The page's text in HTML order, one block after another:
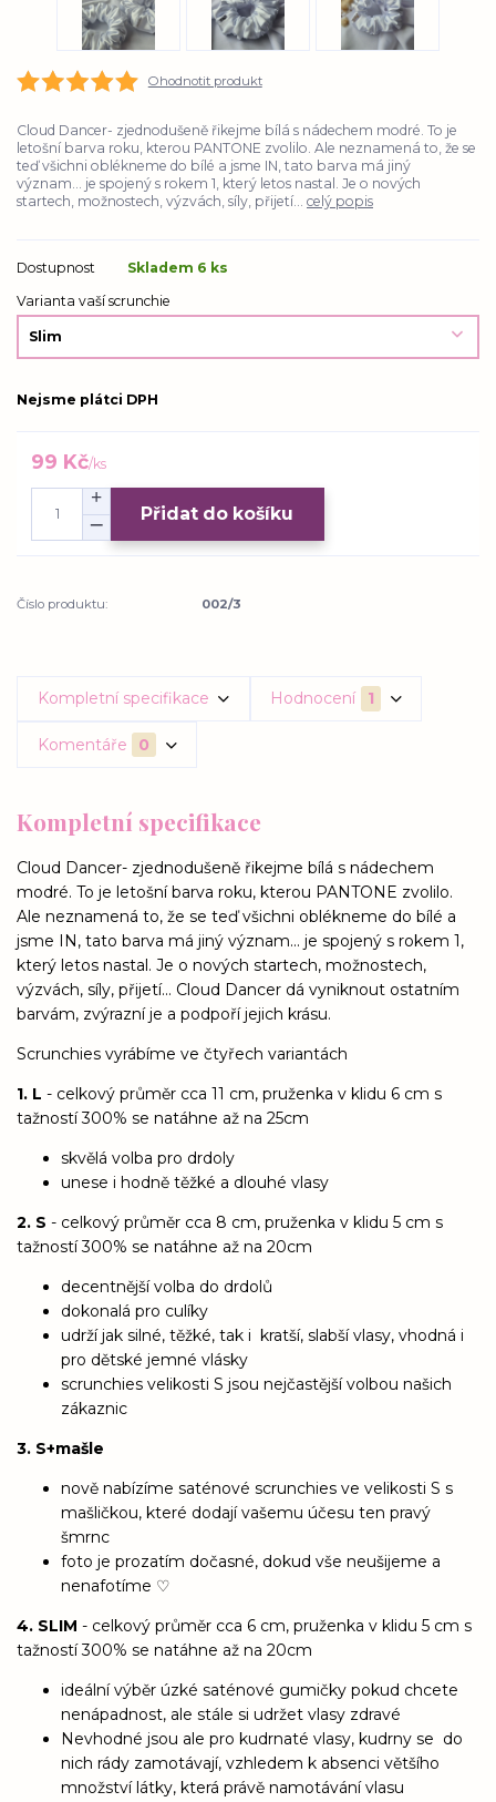
Ohodnotit produkt
Cloud Dancer- zjednodušeně řikejme bílá s nádechem modré. To je
letošní barva roku, kterou PANTONE zvolilo. Ale neznamená to, že se
teď všichni oblékneme do bílé a jsme IN, tato barva má jiný
význam... je spojený s rokem 1, který letos nastal. Je o nových
startech, možnostech, výzvách, síly, přijetí... celý popis
Dostupnost
Skladem 6 ks
Varianta vaší scrunchie
Nejsme plátci DPH
99 Kč/ks
Přidat do košíku
Číslo produktu: 002/3
Kompletní specifikace Hodnocení 1
Komentáře 0
Kompletní specifikace
Cloud Dancer- zjednodušeně řikejme bílá s nádechem
modré. To je letošní barva roku, kterou PANTONE zvolilo.
Ale neznamená to, že se teď všichni oblékneme do bílé a
jsme IN, tato barva má jiný význam... je spojený s rokem 1,
který letos nastal. Je o nových startech, možnostech,
výzvách, síly, přijetí... Cloud Dancer dá vyniknout ostatním
barvám, zvýrazní je a podpoří jejich krásu.
Scrunchies vyrábíme ve čtyřech variantách
1. L - celkový průměr cca 11 cm, pruženka v klidu 6 cm s
tažností 300% se natáhne až na 25cm
skvělá volba pro drdoly
unese i hodně těžké a dlouhé vlasy
2. S - celkový průměr cca 8 cm, pruženka v klidu 5 cm s
tažností 300% se natáhne až na 20cm
decentnější volba do drdolů
dokonalá pro culíky
udrží jak silné, těžké, tak i kratší, slabší vlasy, vhodná i
pro dětské jemné vlásky
scrunchies velikosti S jsou nejčastější volbou našich
zákaznic
3. S+mašle
nově nabízíme saténové scrunchies ve velikosti S s
mašličkou, které dodají vašemu účesu ten pravý
šmrnc
foto je prozatím dočasné, dokud vše neušijeme a
nenafotíme ♡
4. SLIM - celkový průměr cca 6 cm, pruženka v klidu 5 cm s
tažností 300% se natáhne až na 20cm
ideální výběr úzké saténové gumičky pokud chcete
nenápadnost, ale stále si udržet vlasy zdravé
Nevhodné jsou ale pro kudrnaté vlasy, kudrny se do
nich rády zamotávají, vzhledem k absenci většího
množství látky, která právě namotávání vlasu